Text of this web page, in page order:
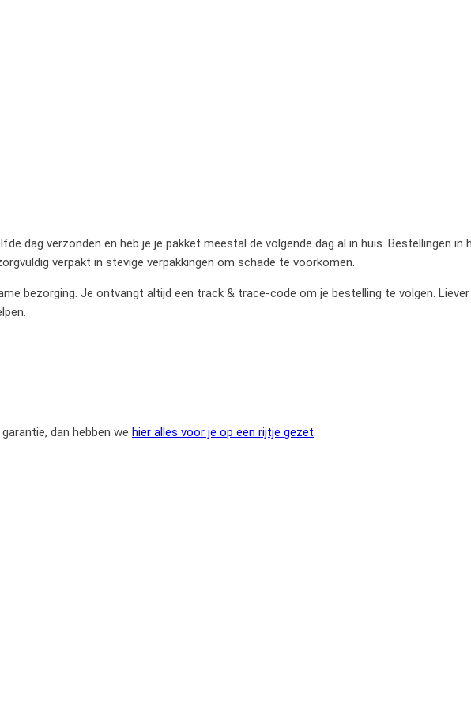
dag verzonden en heb je je pakket meestal de volgende dag al in huis. Bestellingen in
verpakt in stevige verpakkingen om schade te voorkomen.
bezorging. Je ontvangt altijd een track & trace-code om je bestelling te volgen.
dan hebben we hier alles voor je op een rijtje gezet.